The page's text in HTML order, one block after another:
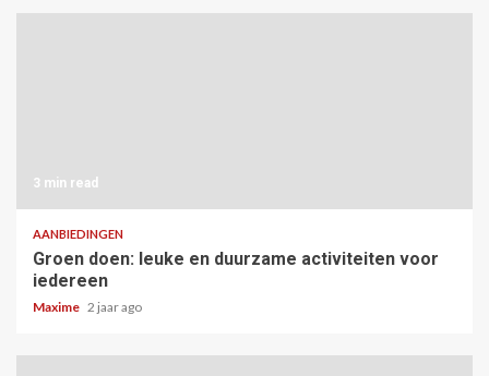
3 min read
AANBIEDINGEN
Groen doen: leuke en duurzame activiteiten voor
iedereen
Maxime 2 jaar ago